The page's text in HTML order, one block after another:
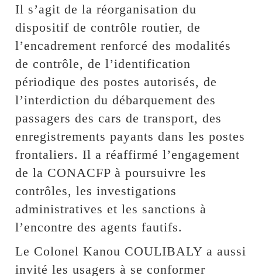
Il s’agit de la réorganisation du
dispositif de contrôle routier, de
l’encadrement renforcé des modalités
de contrôle, de l’identification
périodique des postes autorisés, de
l’interdiction du débarquement des
passagers des cars de transport, des
enregistrements payants dans les postes
frontaliers. Il a réaffirmé l’engagement
de la CONACFP à poursuivre les
contrôles, les investigations
administratives et les sanctions à
l’encontre des agents fautifs.
Le Colonel Kanou COULIBALY a aussi
invité les usagers à se conformer